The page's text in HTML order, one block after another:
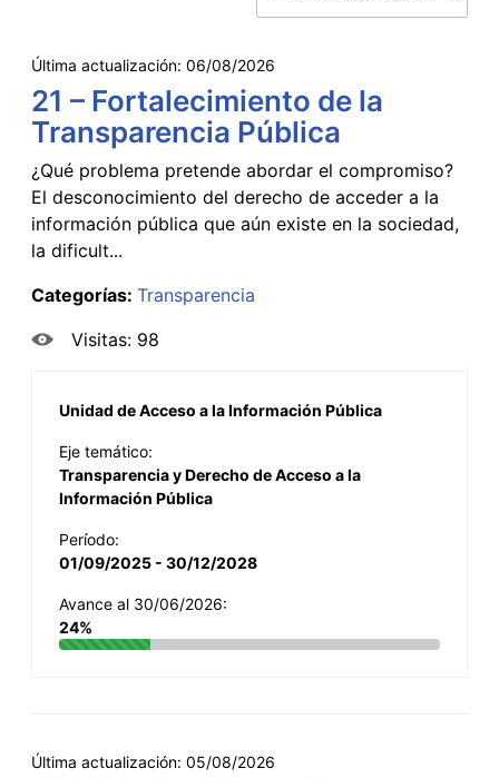
Última actualización: 06/08/2026
21 – Fortalecimiento de la
Transparencia Pública
¿Qué problema pretende abordar el compromiso?
El desconocimiento del derecho de acceder a la
información pública que aún existe en la sociedad,
la dificult...
Categorías: Transparencia
Visitas: 98
Unidad de Acceso a la Información Pública
Eje temático:
Transparencia y Derecho de Acceso a la
Información Pública
Período:
01/09/2025 - 30/12/2028
Avance al 30/06/2026:
24%
Última actualización: 05/08/2026